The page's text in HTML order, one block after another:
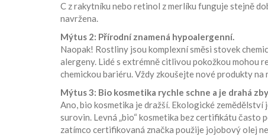
C z rakytníku nebo retinol z merlíku funguje stejně
navržena.
Mýtus 2: Přírodní znamená hypoalergenní.
Naopak! Rostliny jsou komplexní směsi stovek
alergeny. Lidé s extrémně citlivou pokožkou mohou
chemickou bariéru. Vždy zkoušejte nové produkty na
Mýtus 3: Bio kosmetika rychle schne a je drahá
Ano, bio kosmetika je dražší. Ekologické
surovin. Levná „bio“ kosmetika bez certifikátu
zatímco certifikovaná značka použije jojobový olej